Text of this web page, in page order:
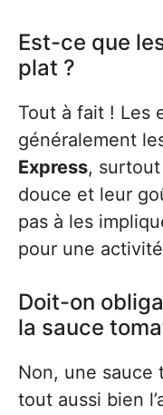
Est-ce que
plat ?
Tout à fait ! Les
généralement
Express,
douce et leur
pas à les
pour une
Doit-on
la sauce
Non, une sauce
tout aussi bien